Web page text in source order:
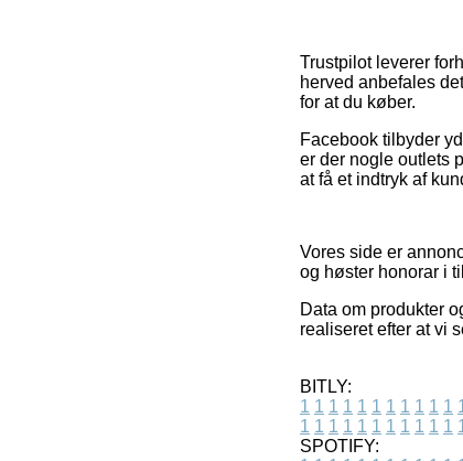
Trustpilot leverer
herved anbefales
for at du køber.
Facebook tilbyder
er der nogle outlets
at få et indtryk af
Vores side er
og høster honorar i
Data om produkter
realiseret efter at vi
BITLY:
1 1 1 1 1 1 1 1 1 1 1
1 1 1 1 1 1 1 1 1 1 1
SPOTIFY: